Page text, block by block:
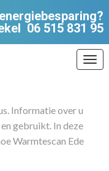
06 515 831 95
Informatie over u
gebruikt. In deze
Warmtescan Ede